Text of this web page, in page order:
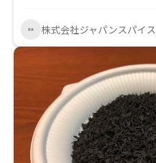
株式会社ジャパンスパイス